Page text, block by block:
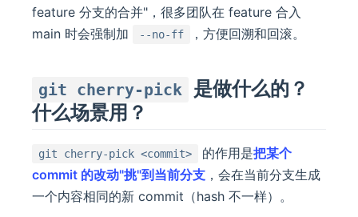
feature 分支的合并"，很多团队在 feature 合入
main 时会强制加
--no-ff ，方便回溯和回滚。
git cherry-pick
是做什么的？
什么场景用？
git cherry-pick <commit> 的作用是把某个
commit 的改动"挑"到当前分支 ，会在当前分支生成
一个内容相同的新 commit（hash 不一样）。